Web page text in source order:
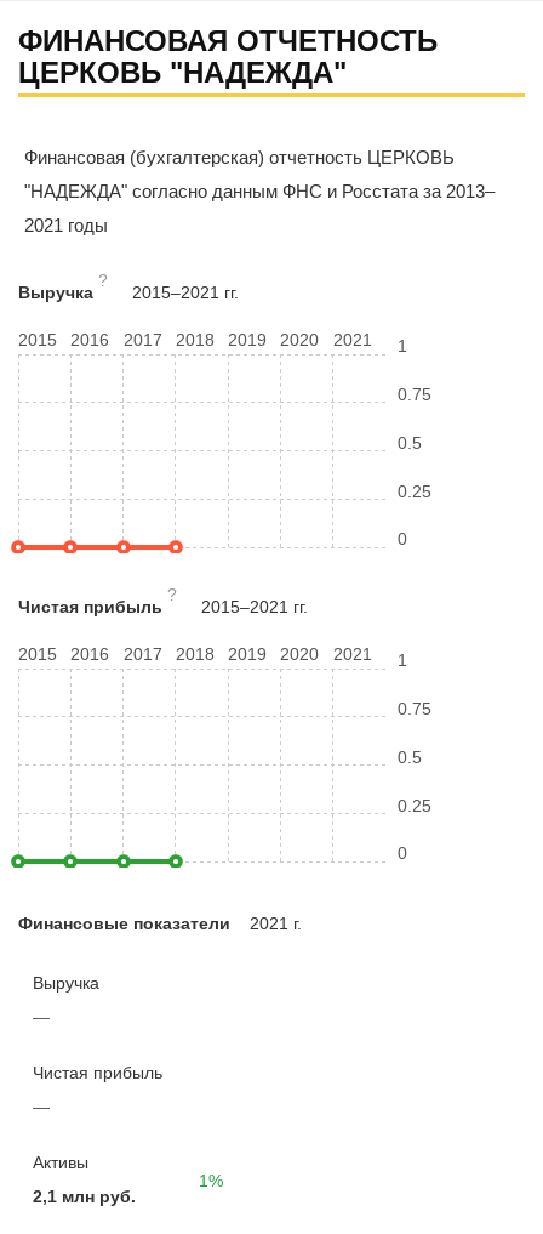
ФИНАНСОВАЯ ОТЧЕТНОСТЬ
ЦЕРКОВЬ "НАДЕЖДА"
Финансовая (бухгалтерская) отчетность ЦЕРКОВЬ
"НАДЕЖДА" согласно данным ФНС и Росстата за 2013–
2021 годы
Выручка
?
2015–2021 гг.
2015 2016 2017 2018 2019 2020 2021
0
0.25
0.5
0.75
1
Чистая прибыль
?
2015–2021 гг.
2015 2016 2017 2018 2019 2020 2021
0
0.25
0.5
0.75
1
Финансовые показатели 2021 г.
Выручка
—
Чистая прибыль
—
Активы
2,1 млн руб.
1%